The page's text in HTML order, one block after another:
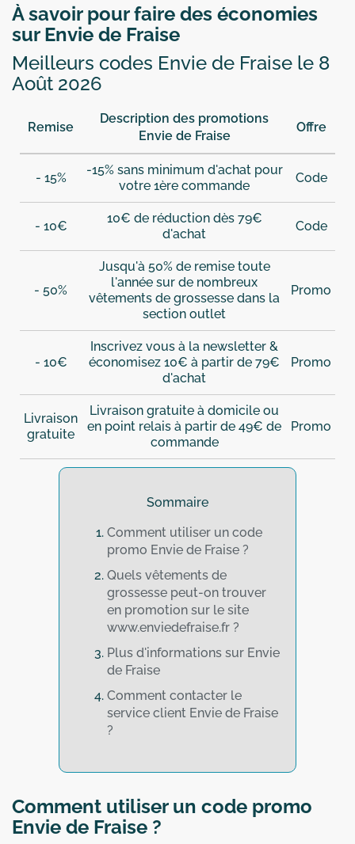
À savoir pour faire des économies
sur Envie de Fraise
Meilleurs codes Envie de Fraise le 8
Août 2026
Remise
Description des promotions
Envie de Fraise
Offre
- 15%
-15% sans minimum d'achat pour
votre 1ère commande
Code
- 10€
10€ de réduction dès 79€
d'achat
Code
- 50%
Jusqu'à 50% de remise toute
l'année sur de nombreux
vêtements de grossesse dans la
section outlet
Promo
- 10€
Inscrivez vous à la newsletter &
économisez 10€ à partir de 79€
d'achat
Promo
Livraison
gratuite
Livraison gratuite à domicile ou
en point relais à partir de 49€ de
commande
Promo
Sommaire
Comment utiliser un code
promo Envie de Fraise ?
Quels vêtements de
grossesse peut-on trouver
en promotion sur le site
www.enviedefraise.fr ?
Plus d'informations sur Envie
de Fraise
Comment contacter le
service client Envie de Fraise
?
Comment utiliser un code promo
Envie de Fraise ?